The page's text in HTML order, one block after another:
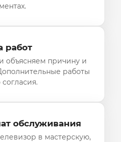
работ
объясняем причину и
работы
обслуживания
в мастерскую,